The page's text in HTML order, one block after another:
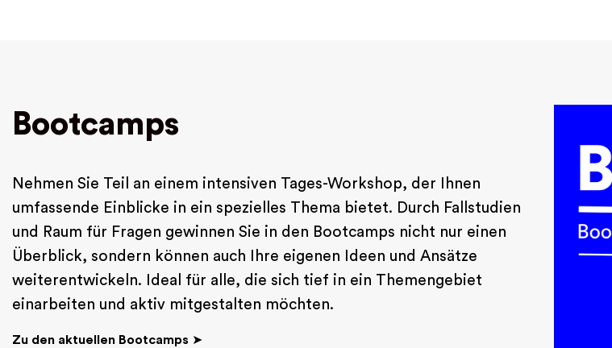
Bootcamps
Nehmen Sie Teil an einem intensiven Tages-Workshop, der Ihnen
umfassende Einblicke in ein spezielles Thema bietet. Durch Fallstudien
und Raum für Fragen gewinnen Sie in den Bootcamps nicht nur einen
Überblick, sondern können auch Ihre eigenen Ideen und Ansätze
weiterentwickeln. Ideal für alle, die sich tief in ein Themengebiet
einarbeiten und aktiv mitgestalten möchten.
Zu den aktuellen Bootcamps ➤